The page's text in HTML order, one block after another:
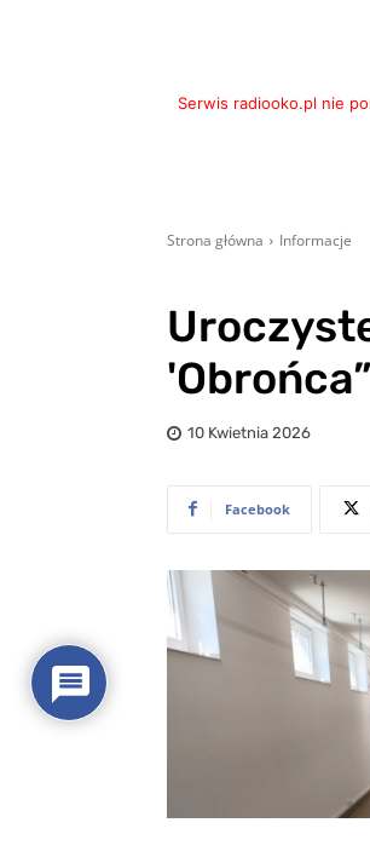
Serwis radiooko.pl nie